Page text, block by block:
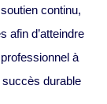
continu,
afin d’atteindre
à
durable